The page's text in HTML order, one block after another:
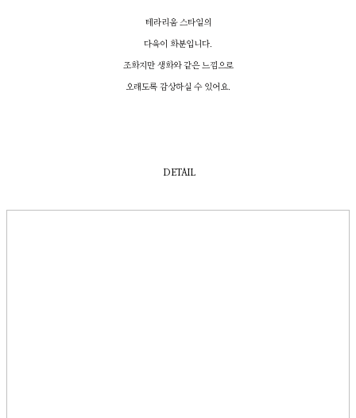
테라리움 스타일의
다육이 화분입니다.
조화지만 생화와 같은 느낌으로
오래도록 감상하실 수 있어요.
DETAIL